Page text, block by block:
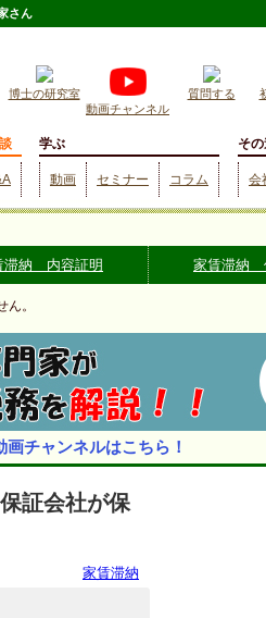
さん
博士の研究室
動画チャンネル
質問する
学ぶ
動画 セミナー コラム
そ
会
滞納 内容証明 家賃滞納
。
チャンネルはこちら！
証会社が保
家賃滞納